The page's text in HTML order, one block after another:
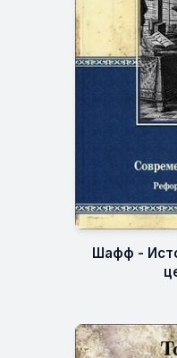
Шафф -